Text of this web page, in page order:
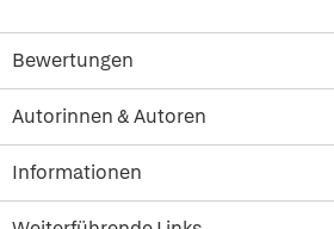
Bewertungen
Autorinnen & Autoren
Informationen